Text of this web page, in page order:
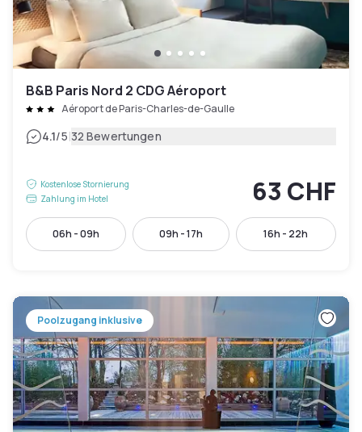
B&B Paris Nord 2 CDG Aéroport
Aéroport de Paris-Charles-de-Gaulle
4.1/5|32 Bewertungen
Kostenlose Stornierung
Zahlung im Hotel
63 CHF
06h - 09h 09h - 17h 16h - 22h
Poolzugang inklusive